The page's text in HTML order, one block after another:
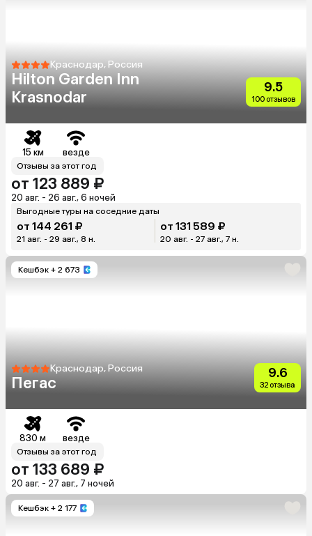
Краснодар, Россия
Hilton Garden Inn
Krasnodar
9.5
100 отзывов
15 км везде
Отзывы за этот год
от 123 889 ₽
20 авг. - 26 авг., 6 ночей
Выгодные туры на соседние даты
от 144 261 ₽
21 авг. - 29 авг., 8 н.
от 131 589 ₽
20 авг. - 27 авг., 7 н.
Кешбэк + 2 673
Краснодар, Россия
Пегас
9.6
32 отзыва
830 м везде
Отзывы за этот год
от 133 689 ₽
20 авг. - 27 авг., 7 ночей
Кешбэк + 2 177